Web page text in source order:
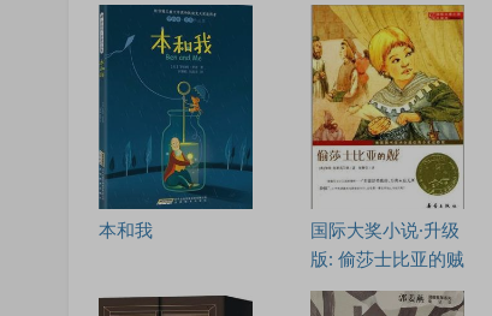
本和我
国际大奖小说·升级
版: 偷莎士比亚的贼